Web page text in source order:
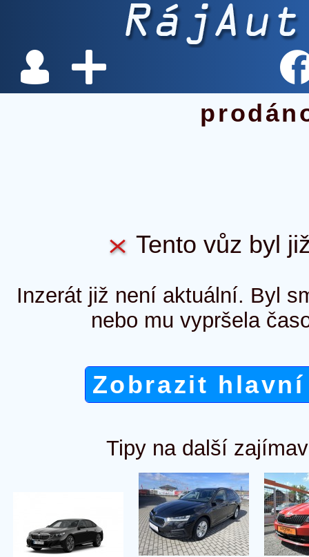
Tento vůz byl
Inzerát již není aktuální. Byl
nebo mu vypršela
Zobrazit
Tipy na další